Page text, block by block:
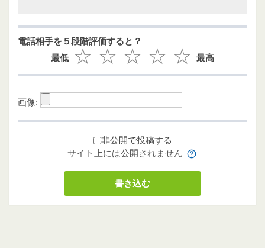
電話相手を５段階評価すると？
最低
最高
画像:
非公開で投稿する
サイト上には公開されません